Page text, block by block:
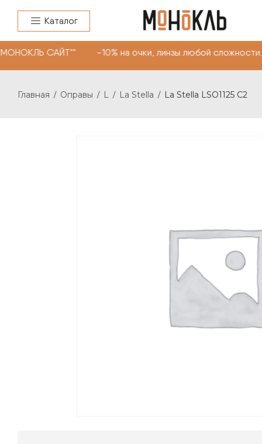
Каталог
САЙТ"" -10% на очки, линзы любой
Главная / Оправы / L / La Stella / La Stella LSO1125 C2